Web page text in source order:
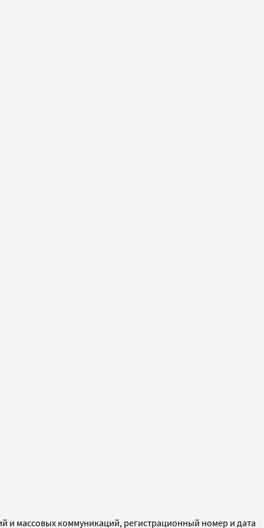
и массовых коммуникаций, регистрационный номер и дата